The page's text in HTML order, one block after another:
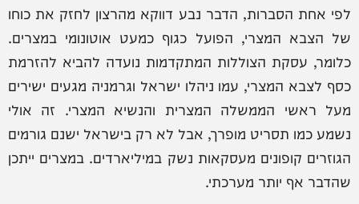
לפי אחת הסברות, הדבר נבע דווקא מהרצון לחזק את כוחו
של הצבא המצרי, הפועל כגוף כמעט אוטונומי במצרים.
כלומר, עסקת הצוללות המתקדמות נועדה להביא להזרמת
כסף לצבא המצרי, עמו ניהלו ישראל וגרמניה מגעים ישירים
מעל ראשי הממשלה המצרית והנשיא המצרי. זה אולי
נשמע כמו תסריט מופרך, אבל לא רק בישראל ישנם גורמים
הגוזרים קופונים מעסקאות נשק במיליארדים. במצרים ייתכן
שהדבר אף יותר מערכתי.